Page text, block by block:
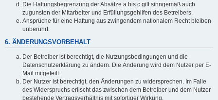
Die Haftungsbegrenzung der Absätze a bis c gilt sinngemäß auch
zugunsten der Mitarbeiter und Erfüllungsgehilfen des Betreibers.
Ansprüche für eine Haftung aus zwingendem nationalem Recht bleiben
unberührt.
6. ÄNDERUNGSVORBEHALT
Der Betreiber ist berechtigt, die Nutzungsbedingungen und die
Datenschutzerklärung zu ändern. Die Änderung wird dem Nutzer per E-
Mail mitgeteilt.
Der Nutzer ist berechtigt, den Änderungen zu widersprechen. Im Falle
des Widerspruchs erlischt das zwischen dem Betreiber und dem Nutzer
bestehende Vertragsverhältnis mit sofortiger Wirkung.